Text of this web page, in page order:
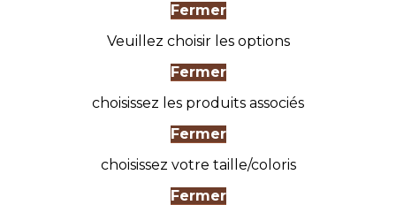
Fermer
Veuillez choisir les options
Fermer
choisissez les produits associés
Fermer
choisissez votre taille/coloris
Fermer